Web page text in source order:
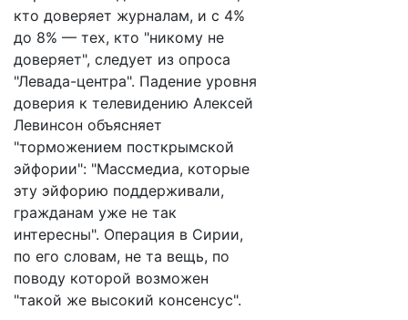
кто доверяет журналам, и с 4%
до 8% — тех, кто "никому не
доверяет", следует из опроса
"Левада-центра". Падение уровня
доверия к телевидению Алексей
Левинсон объясняет
"торможением посткрымской
эйфории": "Массмедиа, которые
эту эйфорию поддерживали,
гражданам уже не так
интересны". Операция в Сирии,
по его словам, не та вещь, по
поводу которой возможен
"такой же высокий консенсус".